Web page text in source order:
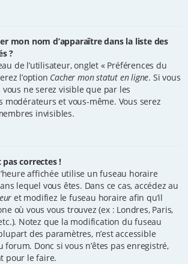
mon nom d’apparaître dans la liste des
?
de l’utilisateur, onglet « Préférences du
l’option Cacher mon statut en ligne. Si vous
ne serez visible que par les
modérateurs et vous-même. Vous serez
invisibles.
pas correctes !
affichée utilise un fuseau horaire
lequel vous êtes. Dans ce cas, accédez au
et modifiez le fuseau horaire afin qu’il
où vous vous trouvez (ex : Londres, Paris,
Notez que la modification du fuseau
des paramètres, n’est accessible
forum. Donc si vous n’êtes pas enregistré,
pour le faire.